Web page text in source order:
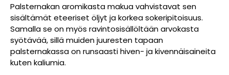
Palsternakan aromikasta makua vahvistavat sen
sisältämät eteeriset öljyt ja korkea sokeripitoisuus.
Samalla se on myös ravintosisällöltään arvokasta
syötävää, sillä muiden juuresten tapaan
palsternakassa on runsaasti hiven- ja kivennäisaineita
kuten kaliumia.